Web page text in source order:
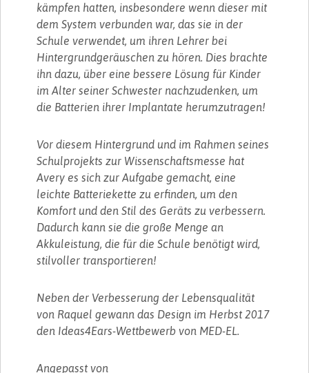
kämpfen hatten, insbesondere wenn dieser mit
dem System verbunden war, das sie in der
Schule verwendet, um ihren Lehrer bei
Hintergrundgeräuschen zu hören. Dies brachte
ihn dazu, über eine bessere Lösung für Kinder
im Alter seiner Schwester nachzudenken, um
die Batterien ihrer Implantate herumzutragen!
Vor diesem Hintergrund und im Rahmen seines
Schulprojekts zur Wissenschaftsmesse hat
Avery es sich zur Aufgabe gemacht, eine
leichte Batteriekette zu erfinden, um den
Komfort und den Stil des Geräts zu verbessern.
Dadurch kann sie die große Menge an
Akkuleistung, die für die Schule benötigt wird,
stilvoller transportieren!
Neben der Verbesserung der Lebensqualität
von Raquel gewann das Design im Herbst 2017
den Ideas4Ears-Wettbewerb von MED-EL.
Angepasst von